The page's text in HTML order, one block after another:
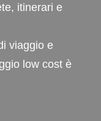
itinerari e
viaggio e
low cost è